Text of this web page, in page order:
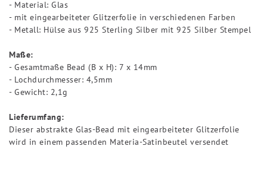
- Material: Glas
- mit eingearbeiteter Glitzerfolie in verschiedenen Farben
- Metall: Hülse aus 925 Sterling Silber mit 925 Silber Stempel
Maße:
- Gesamtmaße Bead (B x H): 7 x 14mm
- Lochdurchmesser: 4,5mm
- Gewicht: 2,1g
Lieferumfang:
Dieser abstrakte Glas-Bead mit eingearbeiteter Glitzerfolie
wird in einem passenden Materia-Satinbeutel versendet